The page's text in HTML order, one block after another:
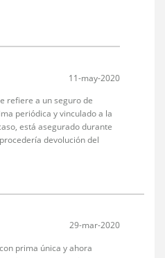
11-may-2020
refiere a un seguro de
periódica y vinculado a la
está asegurado durante
devolución del
29-mar-2020
prima única y ahora